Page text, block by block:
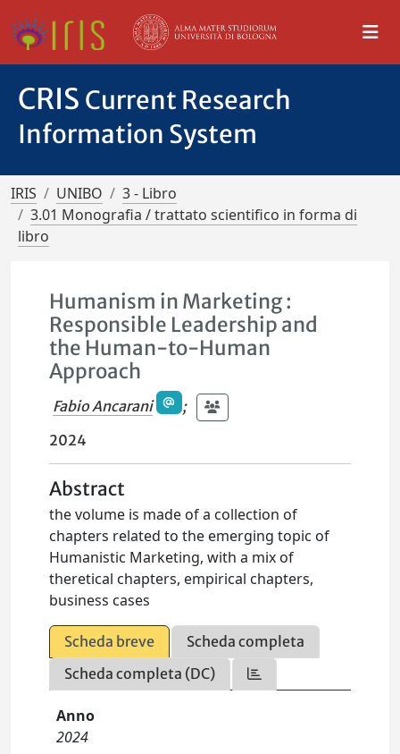
CRIS Current Research
Information System
IRIS UNIBO
3 - Libro
3.01 Monografia / trattato scientifico in forma di
libro
Humanism in Marketing :
Responsible Leadership and
the Human-to-Human
Approach
Fabio Ancarani
;
2024
Abstract
the volume is made of a collection of
chapters related to the emerging topic of
Humanistic Marketing, with a mix of
theretical chapters, empirical chapters,
business cases
Scheda breve
Scheda completa
Scheda completa (DC)
Anno
2024